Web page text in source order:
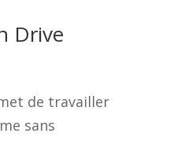
Drive
de travailler
sans